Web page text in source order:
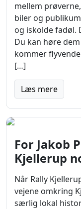
mellem
biler og
og iskolde fadøl.
Du kan høre
kommer
[…]
Læs mere
For Jakob
Kjellerup
Når Rally
vejene omkring
særlig lokal